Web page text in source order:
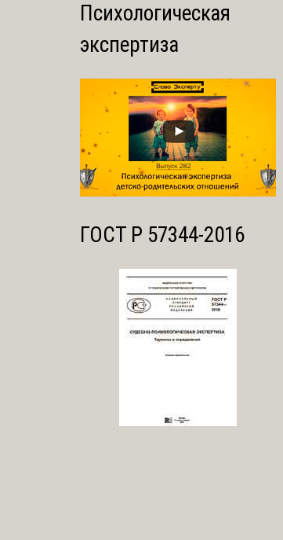
Психологическая
экспертиза
ГОСТ Р 57344-2016